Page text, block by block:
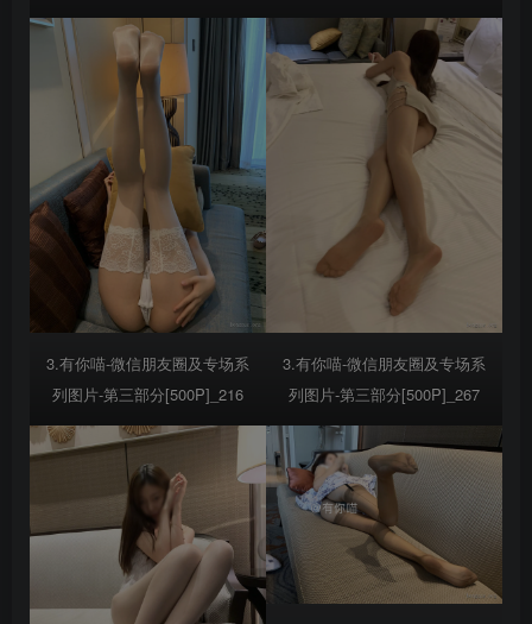
3.有你喵-微信朋友圈及专场系
列图片-第三部分[500P]_216
3.有你喵-微信朋友圈及专场系
列图片-第三部分[500P]_267